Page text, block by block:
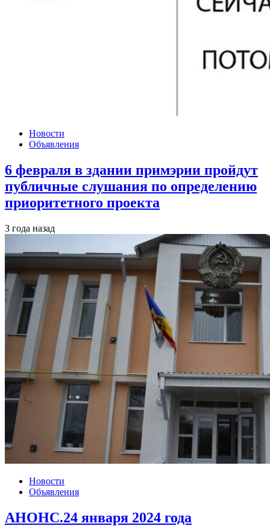
Новости
Объявления
6 февраля в здании примэрии пройдут
публичные слушания по определению
приоритетного проекта
3 года назад
Новости
Объявления
АНОНС.24 января 2024 года